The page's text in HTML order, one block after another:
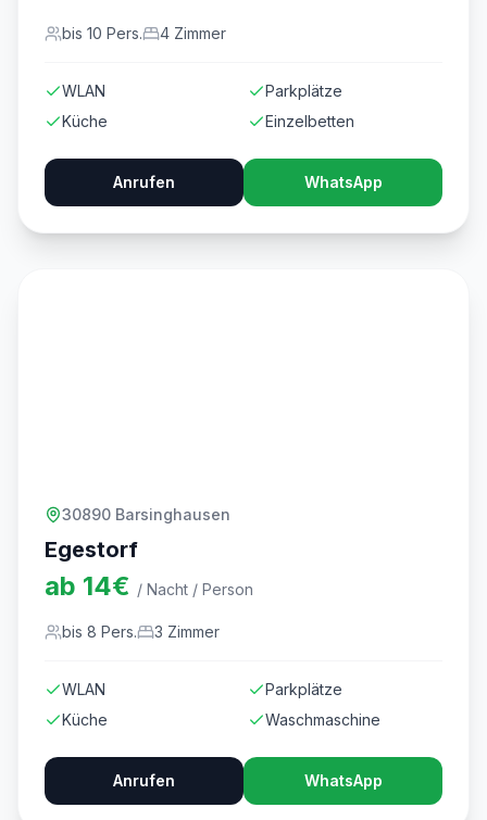
bis 10 Pers. 4 Zimmer
WLAN
Parkplätze
Küche
Einzelbetten
Anrufen WhatsApp
30890 Barsinghausen
Egestorf
ab 14€ / Nacht / Person
bis 8 Pers. 3 Zimmer
WLAN
Parkplätze
Küche
Waschmaschine
Anrufen WhatsApp